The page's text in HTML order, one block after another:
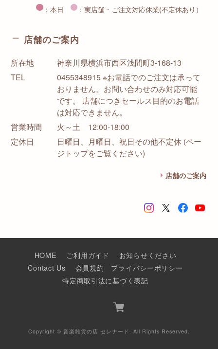
：本日 ：実店舗・ご注文対応休業(不定休あり）
店舗のご案内
所在地
神奈川県横浜市西区浅間町3-168-13
TEL
0455348915 ※お電話でのご注文は承って
おりません。お問い合わせのみ対応可能
です。 店舗につきセールス目的のお電話
は対応できません。
営業時間
火～土 12:00-18:00
定休日
日曜日、月曜日、祝日その他不定休 (ペー
ジトップをご覧ください)
店舗のご案内
HOME ご利用ガイド
お知らせください
Contact Us
会員規約
プライバシーポリシー
特定商取引法に基づく表記
Copyright © 音楽雑貨の店 セレナード. All Rights Reserved.